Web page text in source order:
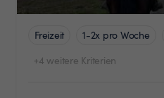
Freizeit 1-2x pro Woche
+4 weitere Kriterien